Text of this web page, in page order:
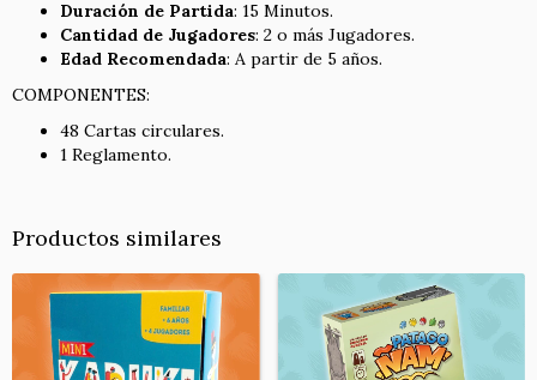
Duración de Partida: 15 Minutos.
Cantidad de Jugadores: 2 o más Jugadores.
Edad Recomendada: A partir de 5 años.
COMPONENTES:
48 Cartas circulares.
1 Reglamento.
Productos similares